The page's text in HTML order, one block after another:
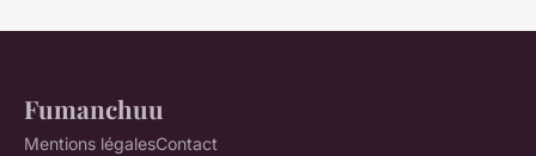
Fumanchuu
Mentions légalesContact